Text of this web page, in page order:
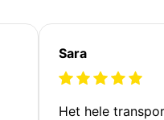
Sara
Het hele